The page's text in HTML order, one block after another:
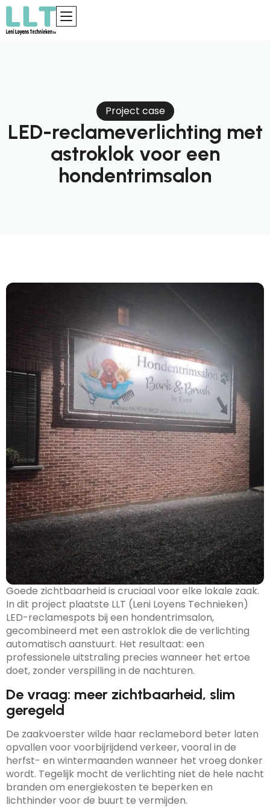
Project case
LED-reclameverlichting met
astroklok voor een
hondentrimsalon
Goede zichtbaarheid is cruciaal voor elke lokale zaak.
In dit project plaatste LLT (Leni Loyens Technieken)
LED-reclamespots bij een hondentrimsalon,
gecombineerd met een astroklok die de verlichting
automatisch aanstuurt. Het resultaat: een
professionele uitstraling precies wanneer het ertoe
doet, zonder verspilling in de nachturen.
De vraag: meer zichtbaarheid, slim
geregeld
De zaakvoerster wilde haar reclamebord beter laten
opvallen voor voorbijrijdend verkeer, vooral in de
herfst- en wintermaanden wanneer het vroeg donker
wordt. Tegelijk mocht de verlichting niet de hele nacht
branden om energiekosten te beperken en
lichthinder voor de buurt te vermijden.